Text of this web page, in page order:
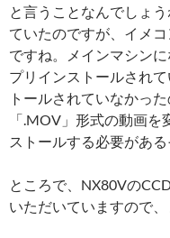
と言うことなんでしょ
ていたのですが、イメ
ですね。メインマシン
プリインストールされ
トールされていなかっ
「.MOV」形式の動画
ストールする必要がある
ところで、NX80Vの
いただいていますので